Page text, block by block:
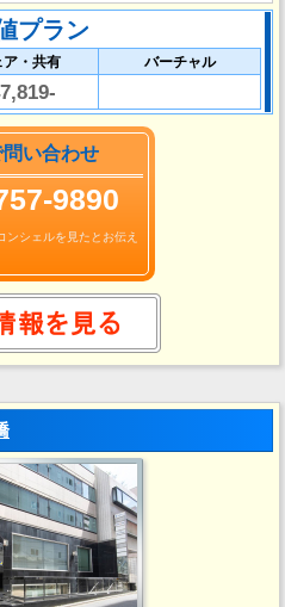
プラン
ア・共有 バーチャル
い合わせ
9890
ンシェルを見たとお伝え